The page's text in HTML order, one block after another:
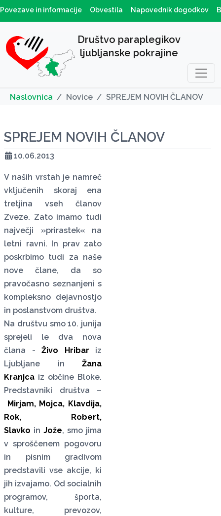
Povezave in informacije Obvestila Napovednik dogodkov
Društvo paraplegikov
ljubljanske pokrajine
Naslovnica Novice SPREJEM NOVIH ČLANOV
SPREJEM NOVIH ČLANOV
10.06.2013
V naših vrstah je namreč
vključenih skoraj ena
tretjina vseh članov
Zveze. Zato imamo tudi
največji »prirastek« na
letni ravni. In prav zato
poskrbimo tudi za naše
nove člane, da so
pravočasno seznanjeni s
kompleksno dejavnostjo
in poslanstvom društva.
Na društvu smo 10. junija
sprejeli le dva nova
člana - Živo Hribar iz
Ljubljane in Žana
Kranjca iz občine Bloke.
Predstavniki društva –
Mirjam, Mojca, Klavdija,
Rok, Robert,
Slavko in Jože, smo jima
v sproščenem pogovoru
in pisnim gradivom
predstavili vse akcije, ki
jih izvajamo. Od socialnih
programov, športa,
kulture, prevozov,